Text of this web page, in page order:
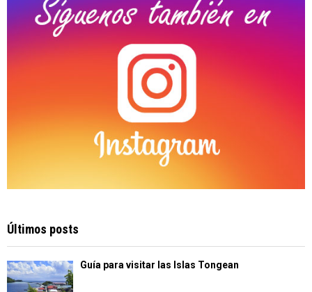
Últimos posts
Guía para visitar las Islas Tongean